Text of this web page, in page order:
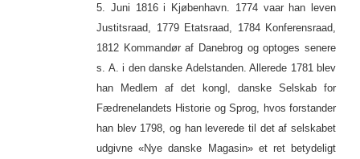
5. Juni 1816 i Kjøbenhavn. 1774 vaar han leven
Justitsraad, 1779 Etatsraad, 1784 Konferensraad,
1812 Kommandør af Danebrog og optoges senere
s. A. i den danske Adelstanden. Allerede 1781 blev
han Medlem af det kongl, danske Selskab for
Fædrenelandets Historie og Sprog, hvos forstander
han blev 1798, og han leverede til det af selskabet
udgivne «Nye danske Magasin» et ret betydeligt